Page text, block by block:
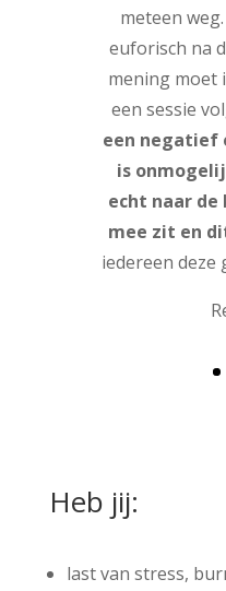
meteen
euforisch na
mening moet
een sessie
een negatief
is
echt naar
mee zit en
iedereen deze
Heb jij:
last van stress,